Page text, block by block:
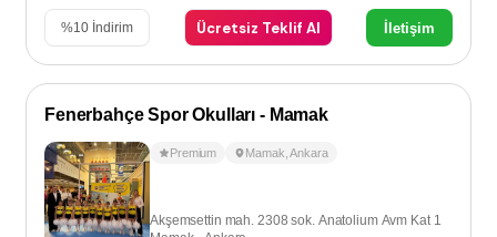
%10 İndirim Ücretsiz Teklif Al İletişim
Fenerbahçe Spor Okulları - Mamak
Premium Mamak ,Ankara
Akşemsettin mah. 2308 sok. Anatolium Avm Kat 1